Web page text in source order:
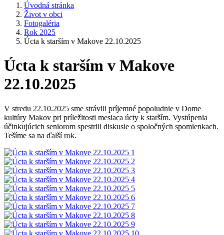
Úvodná stránka
Život v obci
Fotogaléria
Rok 2025
Úcta k starším v Makove 22.10.2025
Úcta k starším v Makove
22.10.2025
V stredu 22.10.2025 sme strávili príjemné popoludnie v Dome
kultúry Makov pri príležitosti mesiaca úcty k starším. Vystúpenia
účinkujúcich seniorom spestrili diskusie o spoločných spomienkach.
Tešíme sa na ďalší rok.